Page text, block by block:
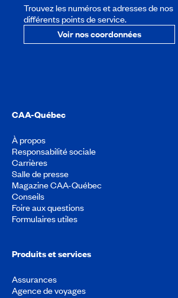
Trouvez les numéros et adresses de nos
différents points de service.
Voir nos coordonnées
CAA-Québec
À propos
Responsabilité sociale
Carrières
Salle de presse
Magazine CAA-Québec
Conseils
Foire aux questions
Formulaires utiles
Produits et services
Assurances
Agence de voyages